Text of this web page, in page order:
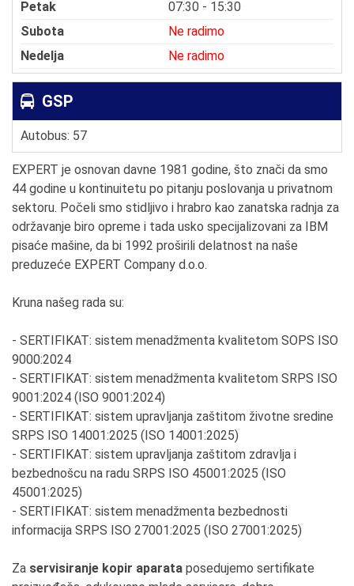
Petak
07:30 - 15:30
Subota
Ne radimo
Nedelja
Ne radimo
GSP
Autobus: 57
EXPERT je osnovan davne 1981 godine, što znači da smo
44 godine u kontinuitetu po pitanju poslovanja u privatnom
sektoru. Počeli smo stidljivo i hrabro kao zanatska radnja za
održavanje biro opreme i tada usko specijalizovani za IBM
pisaće mašine, da bi 1992 proširili delatnost na naše
preduzeće EXPERT Company d.o.o.
Kruna našeg rada su:
- SERTIFIKAT: sistem menadžmenta kvalitetom SOPS ISO
9000:2024
- SERTIFIKAT: sistem menadžmenta kvalitetom SRPS ISO
9001:2024 (ISO 9001:2024)
- SERTIFIKAT: sistem upravljanja zaštitom životne sredine
SRPS ISO 14001:2025 (ISO 14001:2025)
- SERTIFIKAT: sistem upravljanja zaštitom zdravlja i
bezbednošcu na radu SRPS ISO 45001:2025 (ISO
45001:2025)
- SERTIFIKAT: sistem menadžmenta bezbednosti
informacija SRPS ISO 27001:2025 (ISO 27001:2025)
Za servisiranje kopir aparata posedujemo sertifikate